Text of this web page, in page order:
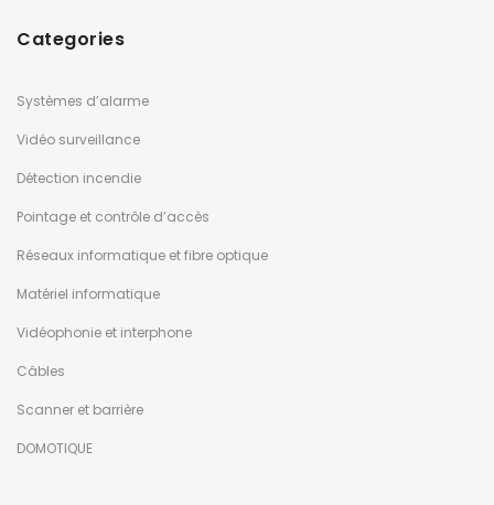
Categories
Systèmes d’alarme
Vidéo surveillance
Détection incendie
Pointage et contrôle d’accès
Réseaux informatique et fibre optique
Matériel informatique
Vidéophonie et interphone
Câbles
Scanner et barrière
DOMOTIQUE